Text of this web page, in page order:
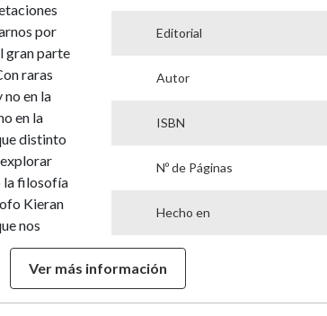
por
gran parte
raras
no en la
en la
distinto
la filosofía
Kieran
nos
una vida
Editorial
Autor
ISBN
Nº de Páginas
Hecho en
Género Literario
Ver más información